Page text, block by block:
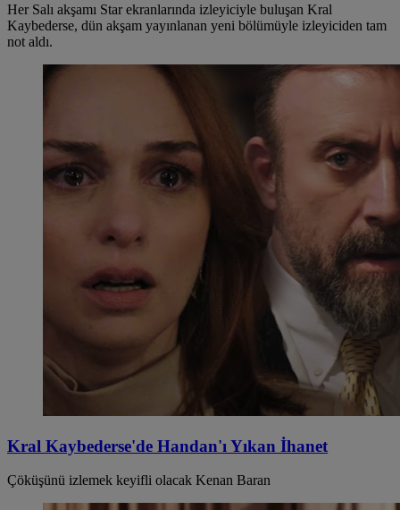
Her Salı akşamı Star ekranlarında izleyiciyle buluşan Kral
Kaybederse, dün akşam yayınlanan yeni bölümüyle izleyiciden tam
not aldı.
Kral Kaybederse'de Handan'ı Yıkan İhanet
Çöküşünü izlemek keyifli olacak Kenan Baran